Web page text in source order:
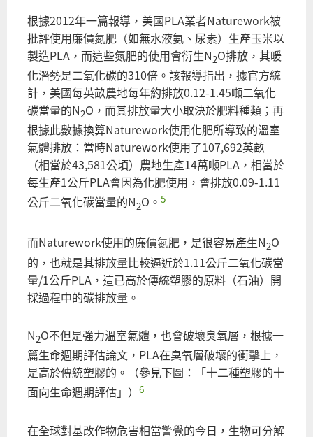
根據2012年一篇報導，美國PLA業者Naturework被
批評使用廉價氮肥（如無水液氨、尿素）生產玉米以
製造PLA，而這些氮肥的使用會衍生N2O排放，其暖
化潛勢是二氧化碳的310倍。該報導指出，據官方統
計，美國每英畝農地每年約排放0.12-1.45噸二氧化
碳當量的N2O，而其排放量大小取決於肥料種類；再
根據此數據換算Naturework使用化肥所導致的溫室
氣體排放：當時Naturework使用了107,692英畝
（相當於43,581公頃）農地生產14萬噸PLA，相當於
每生產1公斤PLA會因為化肥使用，會排放0.09-1.11
公斤二氧化碳當量的N2O。 5
而Naturework使用的廉價氮肥，是很容易產生N2O
的，也就是其排放量比較逼近於1.11公斤二氧化碳當
量/1公斤PLA，這已高於傳統塑膠的原料（石油）開
採過程中的碳排放量。
N2O不但是強力溫室氣體，也會破壞臭氧層，根據一
篇生命週期評估論文，PLA在臭氧層破壞的衝擊上，
是高於傳統塑膠的。（參見下圖：「十二種塑膠的十
面向生命週期評估」） 6
在全球對基改作物危害相當警覺的今日，生物可分解